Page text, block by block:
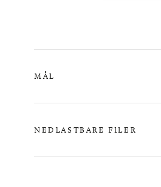
MÅL
NEDLASTBARE FILER